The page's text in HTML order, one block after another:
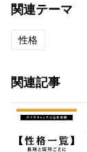
関連テーマ
性格
関連記事